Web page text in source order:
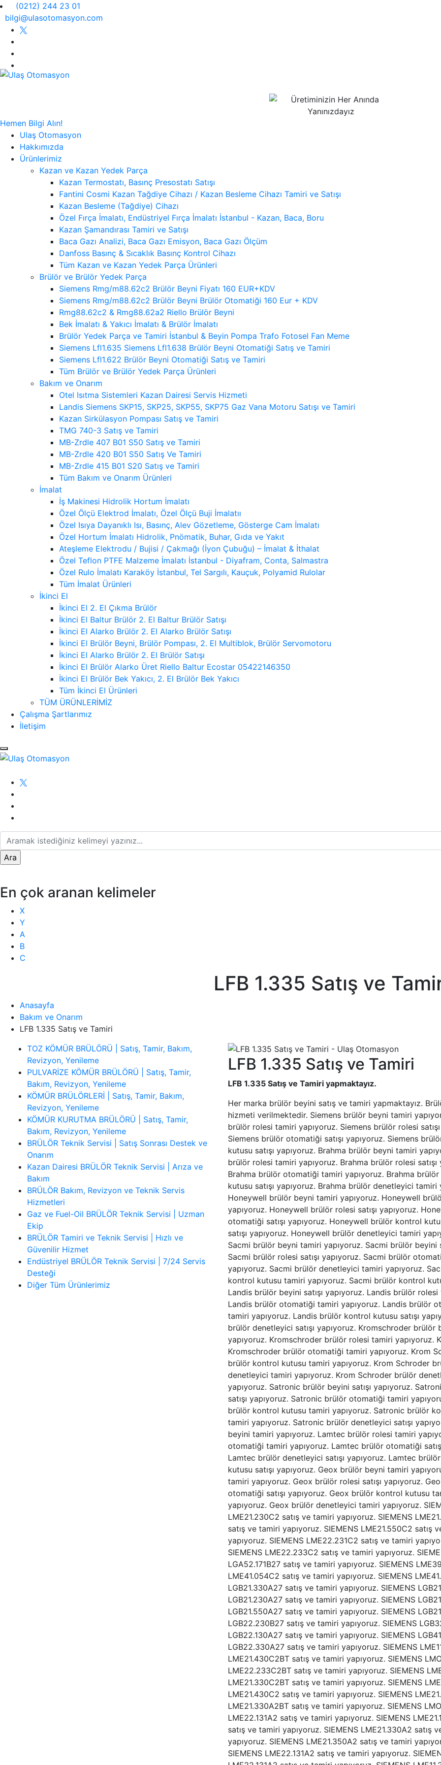
(0212) 244 23 01
bilgi@ulasotomasyon.com
Hemen Bilgi Alın!
Ulaş Otomasyon
Hakkımızda
Ürünlerimiz
Kazan ve Kazan Yedek Parça
Kazan Termostatı, Basınç Presostatı Satışı
Fantini Cosmi Kazan Tağdiye Cihazı / Kazan Besleme Cihazı Tamiri ve Satışı
Kazan Besleme (Tağdiye) Cihazı
Özel Fırça İmalatı, Endüstriyel Fırça İmalatı İstanbul - Kazan, Baca, Boru
Kazan Şamandırası Tamiri ve Satışı
Baca Gazı Analizi, Baca Gazı Emisyon, Baca Gazı Ölçüm
Danfoss Basınç & Sıcaklık Basınç Kontrol Cihazı
Tüm Kazan ve Kazan Yedek Parça Ürünleri
Brülör ve Brülör Yedek Parça
Siemens Rmg/m88.62c2 Brülör Beyni Fiyatı 160 EUR+KDV
Siemens Rmg/m88.62c2 Brülör Beyni Brülör Otomatiği 160 Eur + KDV
Rmg88.62c2 & Rmg88.62a2 Riello Brülör Beyni
Bek İmalatı & Yakıcı İmalatı & Brülör İmalatı
Brülör Yedek Parça ve Tamiri İstanbul & Beyin Pompa Trafo Fotosel Fan Meme
Siemens Lfl1.635 Siemens Lfl1.638 Brülör Beyni Otomatiği Satış ve Tamiri
Siemens Lfl1.622 Brülör Beyni Otomatiği Satış ve Tamiri
Tüm Brülör ve Brülör Yedek Parça Ürünleri
Bakım ve Onarım
Otel Isıtma Sistemleri Kazan Dairesi Servis Hizmeti
Landis Siemens SKP15, SKP25, SKP55, SKP75 Gaz Vana Motoru Satışı ve Tamiri
Kazan Sirkülasyon Pompası Satış ve Tamiri
TMG 740-3 Satış ve Tamiri
MB-Zrdle 407 B01 S50 Satış ve Tamiri
MB-Zrdle 420 B01 S50 Satış Ve Tamiri
MB-Zrdle 415 B01 S20 Satış ve Tamiri
Tüm Bakım ve Onarım Ürünleri
İmalat
İş Makinesi Hidrolik Hortum İmalatı
Özel Ölçü Elektrod İmalatı, Özel Ölçü Buji İmalatıı
Özel Isıya Dayanıklı Isı, Basınç, Alev Gözetleme, Gösterge Cam İmalatı
Özel Hortum İmalatı Hidrolik, Pnömatik, Buhar, Gıda ve Yakıt
Ateşleme Elektrodu / Bujisi / Çakmağı (İyon Çubuğu) – İmalat & İthalat
Özel Teflon PTFE Malzeme İmalatı İstanbul - Diyafram, Conta, Salmastra
Özel Rulo İmalatı Karaköy İstanbul, Tel Sargılı, Kauçuk, Polyamid Rulolar
Tüm İmalat Ürünleri
İkinci El
İkinci El 2. El Çıkma Brülör
İkinci El Baltur Brülör 2. El Baltur Brülör Satışı
İkinci El Alarko Brülör 2. El Alarko Brülör Satışı
İkinci El Brülör Beyni, Brülör Pompası, 2. El Multiblok, Brülör Servomotoru
İkinci El Alarko Brülör 2. El Brülör Satışı
İkinci El Brülör Alarko Üret Riello Baltur Ecostar 05422146350
İkinci El Brülör Bek Yakıcı, 2. El Brülör Bek Yakıcı
Tüm İkinci El Ürünleri
TÜM ÜRÜNLERİMİZ
Çalışma Şartlarımız
İletişim
En çok aranan kelimeler
X
Y
A
B
C
LFB 1.335 Satış ve
Anasayfa
Bakım ve Onarım
LFB 1.335 Satış ve Tamiri
TOZ KÖMÜR BRÜLÖRÜ | Satış, Tamir, Bakım,
Revizyon, Yenileme
PULVARİZE KÖMÜR BRÜLÖRÜ | Satış, Tamir,
Bakım, Revizyon, Yenileme
KÖMÜR BRÜLÖRLERİ | Satış, Tamir, Bakım,
Revizyon, Yenileme
KÖMÜR KURUTMA BRÜLÖRÜ | Satış, Tamir,
Bakım, Revizyon, Yenileme
BRÜLÖR Teknik Servisi | Satış Sonrası Destek ve
Onarım
Kazan Dairesi BRÜLÖR Teknik Servisi | Arıza ve
Bakım
BRÜLÖR Bakım, Revizyon ve Teknik Servis
Hizmetleri
Gaz ve Fuel-Oil BRÜLÖR Teknik Servisi | Uzman
Ekip
BRÜLÖR Tamiri ve Teknik Servisi | Hızlı ve
Güvenilir Hizmet
Endüstriyel BRÜLÖR Teknik Servisi | 7/24 Servis
Desteği
Diğer Tüm Ürünlerimiz
LFB 1.335 Satış ve Tamiri
LFB 1.335 Satış ve Tamiri yapmaktayız.
Her marka brülör beyini satış ve tamiri yapmaktayız. Brülör bakım, onarım ve revizyonu için 7/24 teknik servis hizmeti verilmektedir. Siemens brülör beyni tamiri yapıyoruz. Siemens brülör beyini satışı yapıyoruz. Siemens brülör rolesi tamiri yapıyoruz. Siemens brülör rolesi satışı yapıyoruz. Siemens brülör otomatiği tamiri yapıyoruz. Siemens brülör otomatiği satışı yapıyoruz. Siemens brülör kontrol kutusu tamiri yapıyoruz. Siemens brülör kontrol kutusu satışı yapıyoruz. Brahma brülör beyni tamiri yapıyoruz. Brahma brülör beyini satışı yapıyoruz. Brahma brülör rolesi tamiri yapıyoruz. Brahma brülör rolesi satışı yapıyoruz. Brahma brülör otomatiği satışı yapıyoruz. Brahma brülör otomatiği tamiri yapıyoruz. Brahma brülör kontrol kutusu tamiri yapıyoruz. Brahma brülör kontrol kutusu satışı yapıyoruz. Brahma brülör denetleyici tamiri yapıyoruz. Brahma brülör denetleyici satışı yapıyoruz. Honeywell brülör beyni tamiri yapıyoruz. Honeywell brülör beyini satışı yapıyoruz. Honeywell brülör rolesi tamiri yapıyoruz. Honeywell brülör rolesi satışı yapıyoruz. Honeywell brülör otomatiği tamiri yapıyoruz. Honeywell brülör otomatiği satışı yapıyoruz. Honeywell brülör kontrol kutusu tamiri yapıyoruz. Honeywell brülör kontrol kutusu satışı yapıyoruz. Honeywell brülör denetleyici tamiri yapıyoruz. Honeywell brüllör denetleyici satışı yapıyoruz. Sacmi brülör beyni tamiri yapıyoruz. Sacmi brülör beyini satışı yapıyoruz. Sacmi brülör rolesi tamiri yapıyoruz. Sacmi brülör rolesi satışı yapıyoruz. Sacmi brülör otomatiği tamiri yapıyoruz. Sacmi brülör otomatiği satışı yapıyoruz. Sacmi brülör denetleyici tamiri yapıyoruz. Sacmi brülör denetleyici satışı yapıyoruz. Sacmi brülör kontrol kutusu tamiri yapıyoruz. Sacmi brülör kontrol kutusu satışı yapıyoruz. Landis brülör beyni tamiri yapıyoruz. Landis brülör beyini satışı yapıyoruz. Landis brülör rolesi tamiri yapıyoruz. Landis brülör rolesi satışı yapıyoruz. Landis brülör otomatiği tamiri yapıyoruz. Landis brülör otomatiği satışı yapıyoruz. Landis brülör kontrol kutusu tamiri yapıyoruz. Landis brülör kontrol kutusu satışı yapıyoruz. Landis brülör denetleyici tamiri yapıyoruz. Landis brülör denetleyici satışı yapıyoruz. Kromschroder brülör beyni tamiri yapıyoruz. Krom Schroder brülör beyni satışı yapıyoruz. Kromschroder brülör rolesi tamiri yapıyoruz. Krom Schroder brülör rolesi satışı yapıyoruz. Kromschroder brülör otomatiği tamiri yapıyoruz. Krom Schroder brülör otomatiği satışı yapıyoruz. Kromschroder brülör kontrol kutusu tamiri yapıyoruz. Krom Schroder brülör kontrol kutusu satışı yapıyoruz. Kromschroder brülör denetleyici tamiri yapıyoruz. Krom Schroder brülör denetleyici satışı yapıyoruz. Satronic brülör beyni tamiri yapıyoruz. Satronic brülör beyini satışı yapıyoruz. Satronic brülör rolesi tamiri yapıyoruz. Satronic brülör rolesi satışı yapıyoruz. Satronic brülör otomatiği tamiri yapıyoruz. Satronic brülör otomatiği satışı yapıyoruz. Satronic brülör kontrol kutusu tamiri yapıyoruz. Satronic brülör kontrol kutusu satışı yapıyoruz. Satronic brülör denetleyici tamiri yapıyoruz. Satronic brülör denetleyici satışı yapıyoruz. Lamtec brülör beyni tamiri yapıyoruz. Lamtec brülör beyini tamiri yapıyoruz. Lamtec brülör rolesi tamiri yapıyoruz. Lamtec brülör rolesi satışı yapıyoruz. Lamtec brülör otomatiği tamiri yapıyoruz. Lamtec brülör otomatiği satışı yapıyoruz. Lamtec brülör denetleyici tamiri yapıyoruz. Lamtec brülör denetleyici satışı yapıyoruz. Lamtec brülör kontrol kutusu tamiri yapıyoruz. Lamtec brülör kontrol kutusu satışı yapıyoruz. Geox brülör beyni tamiri yapıyoruz. Geox brülör beyini satışı yapıyoruz. Geox brülör rolesi tamiri yapıyoruz. Geox brülör rolesi satışı yapıyoruz. Geox brülör otomatiği tamiri yapıyoruz. Geox brülör otomatiği satışı yapıyoruz. Geox brülör kontrol kutusu tamiri yapıyoruz. Geox brülör kontrol kutusu satışı yapıyoruz. Geox brülör denetleyici tamiri yapıyoruz. SIEMENS LME21.130C2 satış ve tamiri yapıyoruz. SIEMENS LME21.230C2 satış ve tamiri yapıyoruz. SIEMENS LME21.330C2 satış ve tamiri yapıyoruz. SIEMENS LME21.350C2 satış ve tamiri yapıyoruz. SIEMENS LME21.550C2 satış ve tamiri yapıyoruz. SIEMENS LME22.131C2 satış ve tamiri yapıyoruz. SIEMENS LME22.231C2 satış ve tamiri yapıyoruz. SIEMENS LME22.232C2 satış ve tamiri yapıyoruz. SIEMENS LME22.233C2 satış ve tamiri yapıyoruz. SIEMENS LME22.331C2 satış ve tamiri yapıyoruz. SIEMENS LGA52.171B27 satış ve tamiri yapıyoruz. SIEMENS LME39.400A2 satış ve tamiri yapıyoruz. SIEMENS LME41.054C2 satış ve tamiri yapıyoruz. SIEMENS LME41.091C2 satış ve tamiri yapıyoruz. SIEMENS LGB21.330A27 satış ve tamiri yapıyoruz. SIEMENS LGB21.130A27 satış ve tamiri yapıyoruz. SIEMENS LGB21.230A27 satış ve tamiri yapıyoruz. SIEMENS LGB21.350A27 satış ve tamiri yapıyoruz. SIEMENS LGB21.550A27 satış ve tamiri yapıyoruz. SIEMENS LGB21.330A27 satış ve tamiri yapıyoruz. SIEMENS LGB22.230B27 satış ve tamiri yapıyoruz. SIEMENS LGB32.330A27 satış ve tamiri yapıyoruz. SIEMENS LGB22.130A27 satış ve tamiri yapıyoruz. SIEMENS LGB41.258A27 satış ve tamiri yapıyoruz. SIEMENS LGB22.330A27 satış ve tamiri yapıyoruz. SIEMENS LME11.330C2BT satış ve tamiri yapıyoruz. SIEMENS LME21.430C2BT satış ve tamiri yapıyoruz. SIEMENS LMO44.255C2BT satış ve tamiri yapıyoruz.